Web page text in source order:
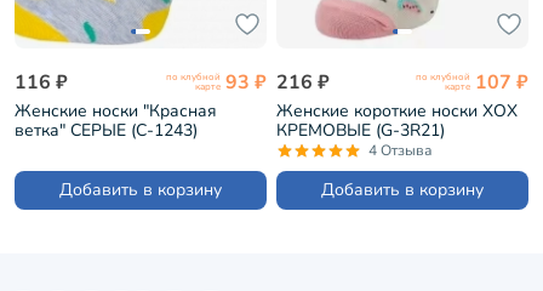
116 ₽ по клубной
карте 93 ₽
Женские носки "Красная
ветка" СЕРЫЕ (С-1243)
Добавить в корзину
216 ₽ по клубной
карте 107 ₽
Женские короткие носки ХОХ
КРЕМОВЫЕ (G-3R21)
4 Отзыва
Добавить в корзину